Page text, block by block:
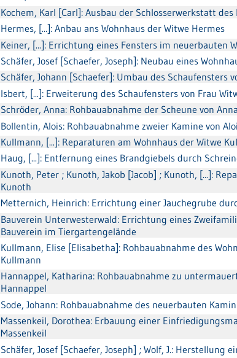
Kochem, Karl [Carl]: Ausbau der Schlosserwerkstatt des
Hermes, [...]: Anbau ans Wohnhaus der Witwe Hermes
Keiner, [...]: Errichtung eines Fensters im neuerbauten
Schäfer, Josef [Schaefer, Joseph]: Neubau eines
Schäfer, Johann [Schaefer]: Umbau des Schaufensters
Isbert, [...]: Erweiterung des Schaufensters von Frau
Schröder, Anna: Rohbauabnahme der Scheune von
Bollentin, Alois: Rohbauabnahme zweier Kamine von
Kullmann, [...]: Reparaturen am Wohnhaus der Witwe
Haug, [...]: Entfernung eines Brandgiebels durch
Kunoth, Peter ; Kunoth, Jakob [Jacob] ; Kunoth, [...]:
Kunoth
Metternich, Heinrich: Errichtung einer Jauchegrube
Bauverein Unterwesterwald: Errichtung eines
Bauverein im Tiergartengelände
Kullmann, Elise [Elisabetha]: Rohbauabnahme des
Kullmann
Hannappel, Katharina: Rohbauabnahme zu
Hannappel
Sode, Johann: Rohbauabnahme des neuerbauten
Massenkeil, Dorothea: Erbauung einer
Massenkeil
Schäfer, Josef [Schaefer, Joseph] ; Wolf, J.: Herstellung